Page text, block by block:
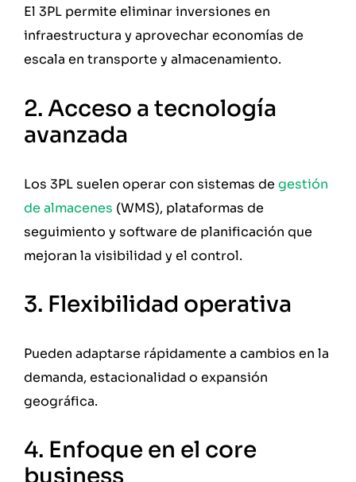
El 3PL permite eliminar inversiones en
infraestructura y aprovechar economías de
escala en transporte y almacenamiento.
2. Acceso a tecnología
avanzada
Los 3PL suelen operar con sistemas de gestión
de almacenes (WMS), plataformas de
seguimiento y software de planificación que
mejoran la visibilidad y el control.
3. Flexibilidad operativa
Pueden adaptarse rápidamente a cambios en la
demanda, estacionalidad o expansión
geográfica.
4. Enfoque en el core
business